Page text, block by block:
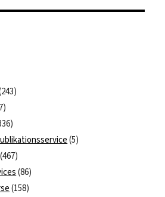
Bibliothek?
(5)
(467)
(86)
(158)